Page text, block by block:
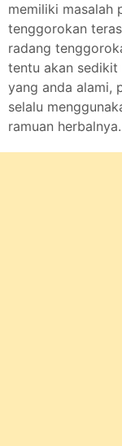
memiliki masalah
tenggorokan
radang
tentu akan sedikit
yang anda alami,
selalu
ramuan herbalnya.